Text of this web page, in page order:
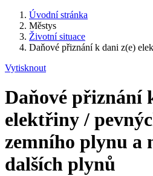
Úvodní stránka
Městys
Životní situace
Daňové přiznání k dani z(e)
Vytisknout
Daňové přiznání
elektřiny /
zemního plynu a
dalších plynů